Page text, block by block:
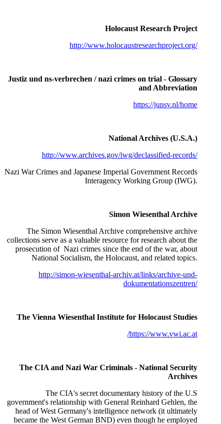
Holocaust Research Project
http://www.holocaustresearchproject.org/
Justiz und ns-verbrechen / nazi crimes on trial - Glossary
and Abbreviation
https://junsv.nl/home
National Archives (U.S.A.)
http://www.archives.gov/iwg/declassified-records/
Nazi War Crimes and Japanese Imperial Government Records
Interagency Working Group (IWG).
Simon Wiesenthal Archive
The Simon Wiesenthal Archive comprehensive archive
collections serve as a valuable resource for research about the
prosecution of Nazi crimes since the end of the war, about
National Socialism, the Holocaust, and related topics.
http://simon-wiesenthal-archiv.at/links/archive-und-
dokumentationszentren/
The Vienna Wiesenthal Institute for Holocaust Studies
https://www.vwi.ac.at/
The CIA and Nazi War Criminals - National Security
Archives
The CIA's secret documentary history of the U.S
government's relationship with General Reinhard Gehlen, the
head of West Germany's intelligence network (it ultimately
became the West German BND) even though he employed